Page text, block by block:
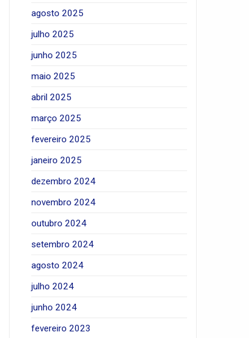
agosto 2025
julho 2025
junho 2025
maio 2025
abril 2025
março 2025
fevereiro 2025
janeiro 2025
dezembro 2024
novembro 2024
outubro 2024
setembro 2024
agosto 2024
julho 2024
junho 2024
fevereiro 2023